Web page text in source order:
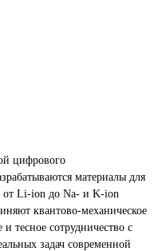
цифрового
материалы для
от Li-ion до Na- и K-ion
квантово-механическое
тесное сотрудничество с
задач современной